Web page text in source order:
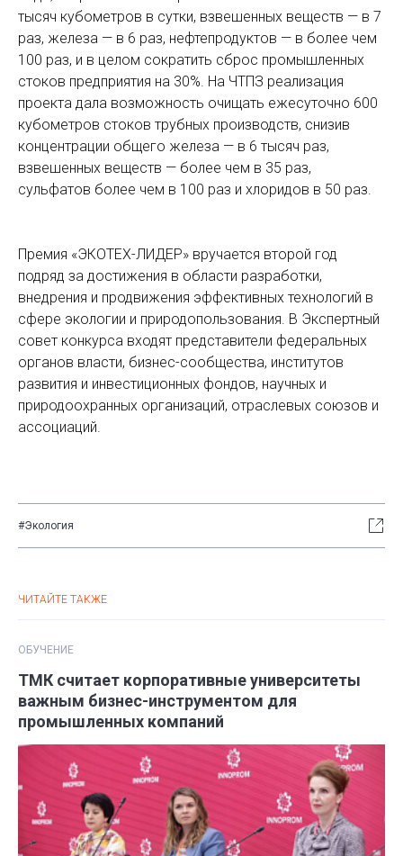
тысяч кубометров в сутки, взвешенных веществ — в 7
раз, железа — в 6 раз, нефтепродуктов — в более чем
100 раз, и в целом сократить сброс промышленных
стоков предприятия на 30%. На ЧТПЗ реализация
проекта дала возможность очищать ежесуточно 600
кубометров стоков трубных производств, снизив
концентрации общего железа — в 6 тысяч раз,
взвешенных веществ — более чем в 35 раз,
сульфатов более чем в 100 раз и хлоридов в 50 раз.
Премия «ЭКОТЕХ-ЛИДЕР» вручается второй год
подряд за достижения в области разработки,
внедрения и продвижения эффективных технологий в
сфере экологии и природопользования. В Экспертный
совет конкурса входят представители федеральных
органов власти, бизнес-сообщества, институтов
развития и инвестиционных фондов, научных и
природоохранных организаций, отраслевых союзов и
ассоциаций.
#Экология
ЧИТАЙТЕ ТАКЖЕ
ОБУЧЕНИЕ
ТМК считает корпоративные университеты
важным бизнес-инструментом для
промышленных компаний